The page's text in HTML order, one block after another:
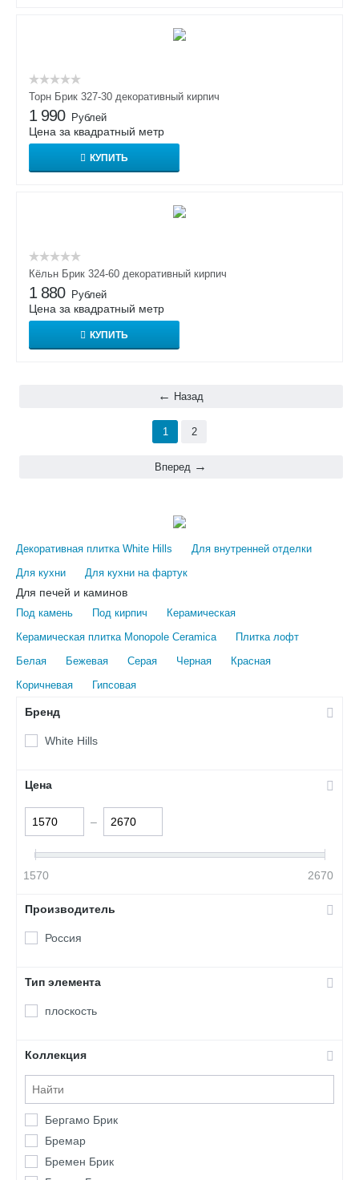
Торн Брик 327-30 декоративный кирпич
1 990 Рублей
Цена за квадратный метр
КУПИТЬ
Кёльн Брик 324-60 декоративный кирпич
1 880 Рублей
Цена за квадратный метр
КУПИТЬ
Назад
1 2
Вперед
Декоративная плитка White Hills
Для внутренней отделки
Для кухни
Для кухни на фартук
Для печей и каминов
Под камень Под кирпич
Керамическая
Керамическая плитка Monopole Ceramica
Плитка лофт
Белая
Бежевая Серая Черная
Красная
Коричневая
Гипсовая
Бренд
White Hills
Цена
–
1570 2670
Производитель
Россия
Тип элемента
плоскость
Коллекция
Бергамо Брик
Бремар
Бремен Брик